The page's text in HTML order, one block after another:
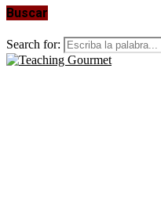
Buscar
Search for: